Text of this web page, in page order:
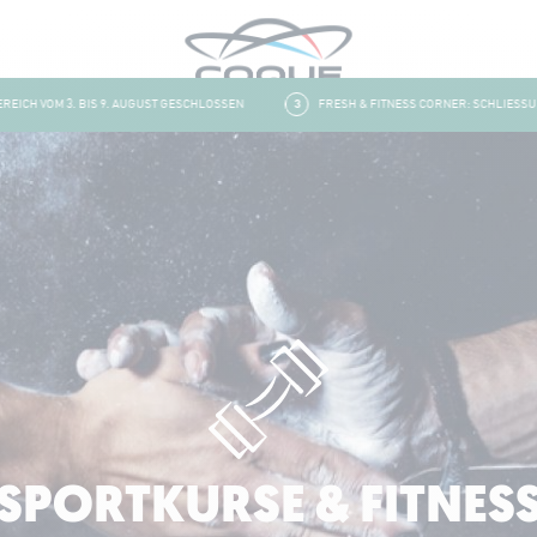
VOM 3. BIS 9. AUGUST GESCHLOSSEN FRESH & FITNESS CORNER: SCHLIESSUNG
&